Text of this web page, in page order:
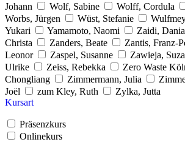
Johann
Wolf, Sabine Wolff, Cordula
Worbs, Jürgen
Wüst, Stefanie
Yukari
Yamamoto, Naomi Zaidi,
Christa
Zanders, Beate Zantis, Franz-
Leonor
Zaspel, Susanne Zawieja,
Ulrike
Zeiss, Rebekka Zero Waste
Chongliang
Zimmermann, Julia
Joël
zum Kley, Ruth
Zylka, Jutta
Kursart
Präsenzkurs
Onlinekurs